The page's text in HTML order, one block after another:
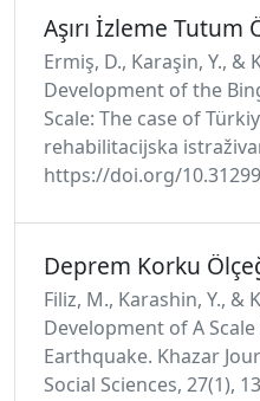
Aşırı İzleme Tutum
Ermi̇ş, D., Karaşi̇n, Y., &
Development of the
Scale: The case of
rehabilitacijska
https://doi.org/
Deprem Korku
Filiz, M., Karashin, Y., &
Development of A
Earthquake. Khazar
Social Sciences, 27(1),